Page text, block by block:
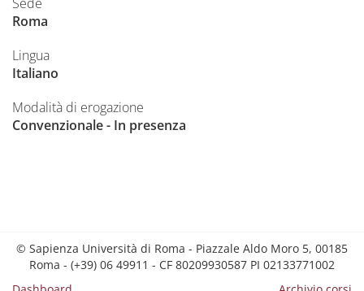
Roma
Lingua
Italiano
Modalità di erogazione
Convenzionale - In presenza
© Sapienza Università di Roma - Piazzale Aldo Moro 5, 00185
Roma - (+39) 06 49911 - CF 80209930587 PI 02133771002